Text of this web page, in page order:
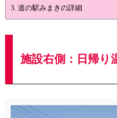
道の駅みまきの詳細
施設右側：日帰り